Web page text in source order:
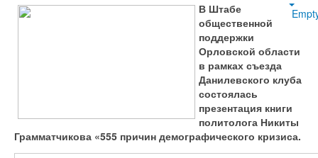
В Штабе
общественной
поддержки
Орловской области
в рамках съезда
Данилевского клуба
состоялась
презентация книги
политолога Никиты
Грамматчикова «555 причин демографического кризиса.